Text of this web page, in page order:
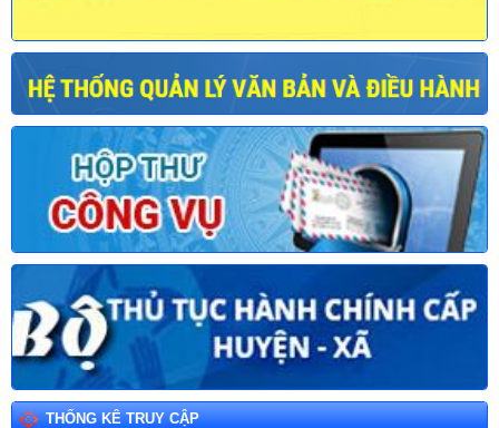
THỐNG KÊ TRUY CẬP